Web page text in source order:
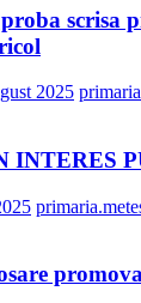
scrisa
2025
INTERES